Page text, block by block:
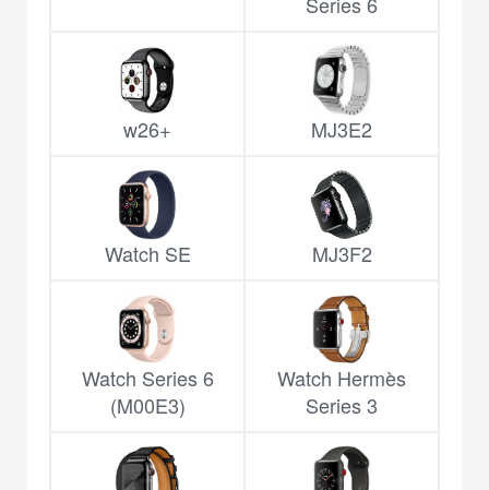
w26+ MJ3E2
Watch SE MJ3F2
Watch Series 6
(M00E3)
Watch Hermès
Series 3